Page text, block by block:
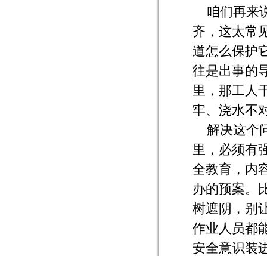
咱们再来
齐，这太常
道怎么保护
往是出事的
里，那工人
牢、浇水不
解决这个
里，必须有
全教育，内
办的预案。
树遮阴，别
作业人员都
安全意识装